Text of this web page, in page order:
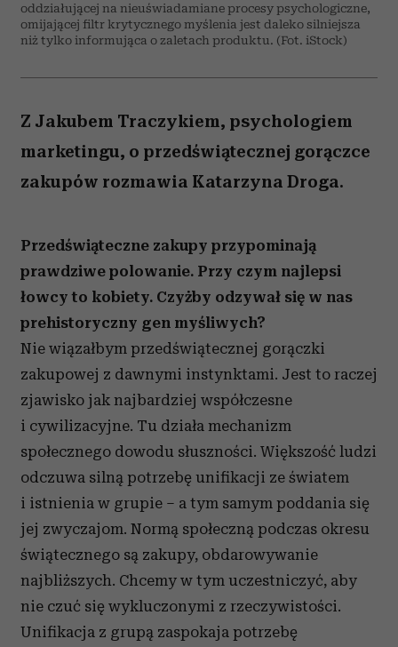
oddziałującej na nieuświadamiane procesy psychologiczne,
omijającej filtr krytycznego myślenia jest daleko silniejsza
niż tylko informująca o zaletach produktu. (Fot. iStock)
Z Jakubem Traczykiem, psychologiem
marketingu, o przedświątecznej gorączce
zakupów rozmawia Katarzyna Droga.
Przedświąteczne zakupy przypominają
prawdziwe polowanie. Przy czym najlepsi
łowcy to kobiety. Czyżby odzywał się w nas
prehistoryczny gen myśliwych?
Nie wiązałbym przedświątecznej gorączki
zakupowej z dawnymi instynktami. Jest to raczej
zjawisko jak najbardziej współczesne
i cywilizacyjne. Tu działa mechanizm
społecznego dowodu słuszności. Większość ludzi
odczuwa silną potrzebę unifikacji ze światem
i istnienia w grupie – a tym samym poddania się
jej zwyczajom. Normą społeczną podczas okresu
świątecznego są zakupy, obdarowywanie
najbliższych. Chcemy w tym uczestniczyć, aby
nie czuć się wykluczonymi z rzeczywistości.
Unifikacja z grupą zaspokaja potrzebę